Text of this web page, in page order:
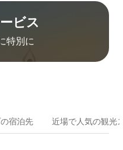
ビ⁠ス
特⁠別⁠に
宿⁠泊⁠先 近場で人気の観光